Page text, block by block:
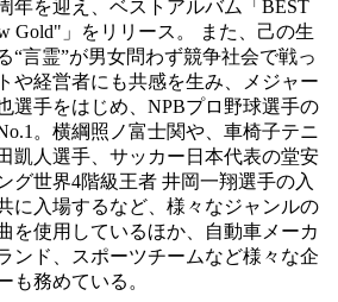
年を迎え、ベストアルバム「BEST
Gold"」をリリース。 また、己の生
“言霊”が男女問わず競争社会で戦っ
や経営者にも共感を生み、メジャー
選手をはじめ、NPBプロ野球選手の
。横綱照ノ富士関や、車椅子テニ
凱人選手、サッカー日本代表の堂安
グ世界4階級王者 井岡一翔選手の入
に入場するなど、様々なジャンルの
を使用しているほか、自動車メーカ
ンド、スポーツチームなど様々な企
も務めている。